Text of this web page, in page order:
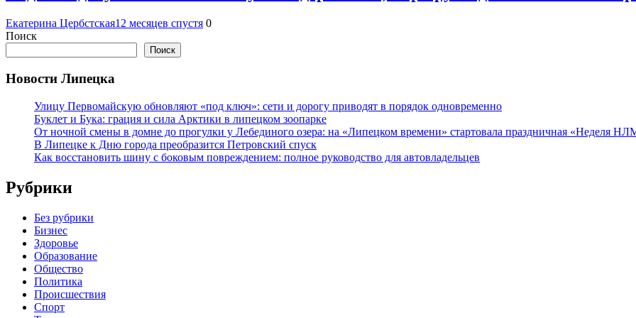
Екатерина Цербстская12 месяцев спустя 0
Поиск
Поиск
Новости Липецка
Улицу Первомайскую обновляют «под ключ»: сети и дорогу приводят в порядок одновременно
Буклет и Бука: грация и сила Арктики в липецком зоопарке
От ночной смены в домне до прогулки у Лебединого озера: на «Липецком времени» стартовала праздничная «Неделя
В Липецке к Дню города преобразится Петровский спуск
Как восстановить шину с боковым повреждением: полное руководство для автовладельцев
Рубрики
Без рубрики
Бизнес
Здоровье
Образование
Общество
Политика
Происшествия
Спорт